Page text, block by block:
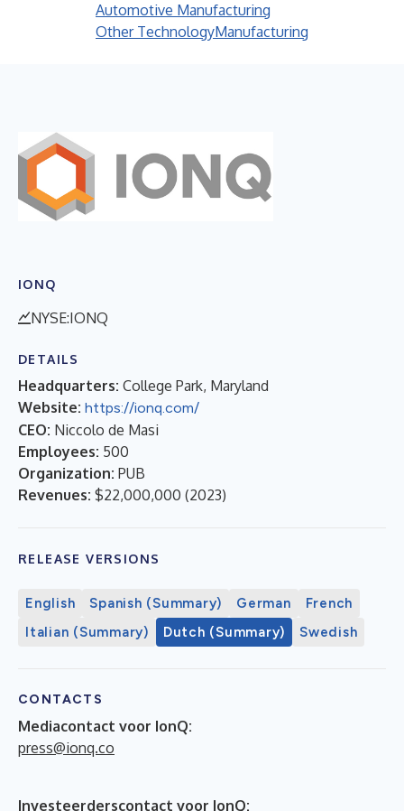
Automotive Manufacturing
Other TechnologyManufacturing
IONQ
NYSE:IONQ
DETAILS
Headquarters: College Park, Maryland
Website: https://ionq.com/
CEO: Niccolo de Masi
Employees: 500
Organization: PUB
Revenues: $22,000,000 (2023)
RELEASE VERSIONS
English Spanish (Summary) German
French
Italian (Summary)
Dutch (Summary) Swedish
CONTACTS
Mediacontact voor IonQ:
press@ionq.co
Investeerderscontact voor IonQ: